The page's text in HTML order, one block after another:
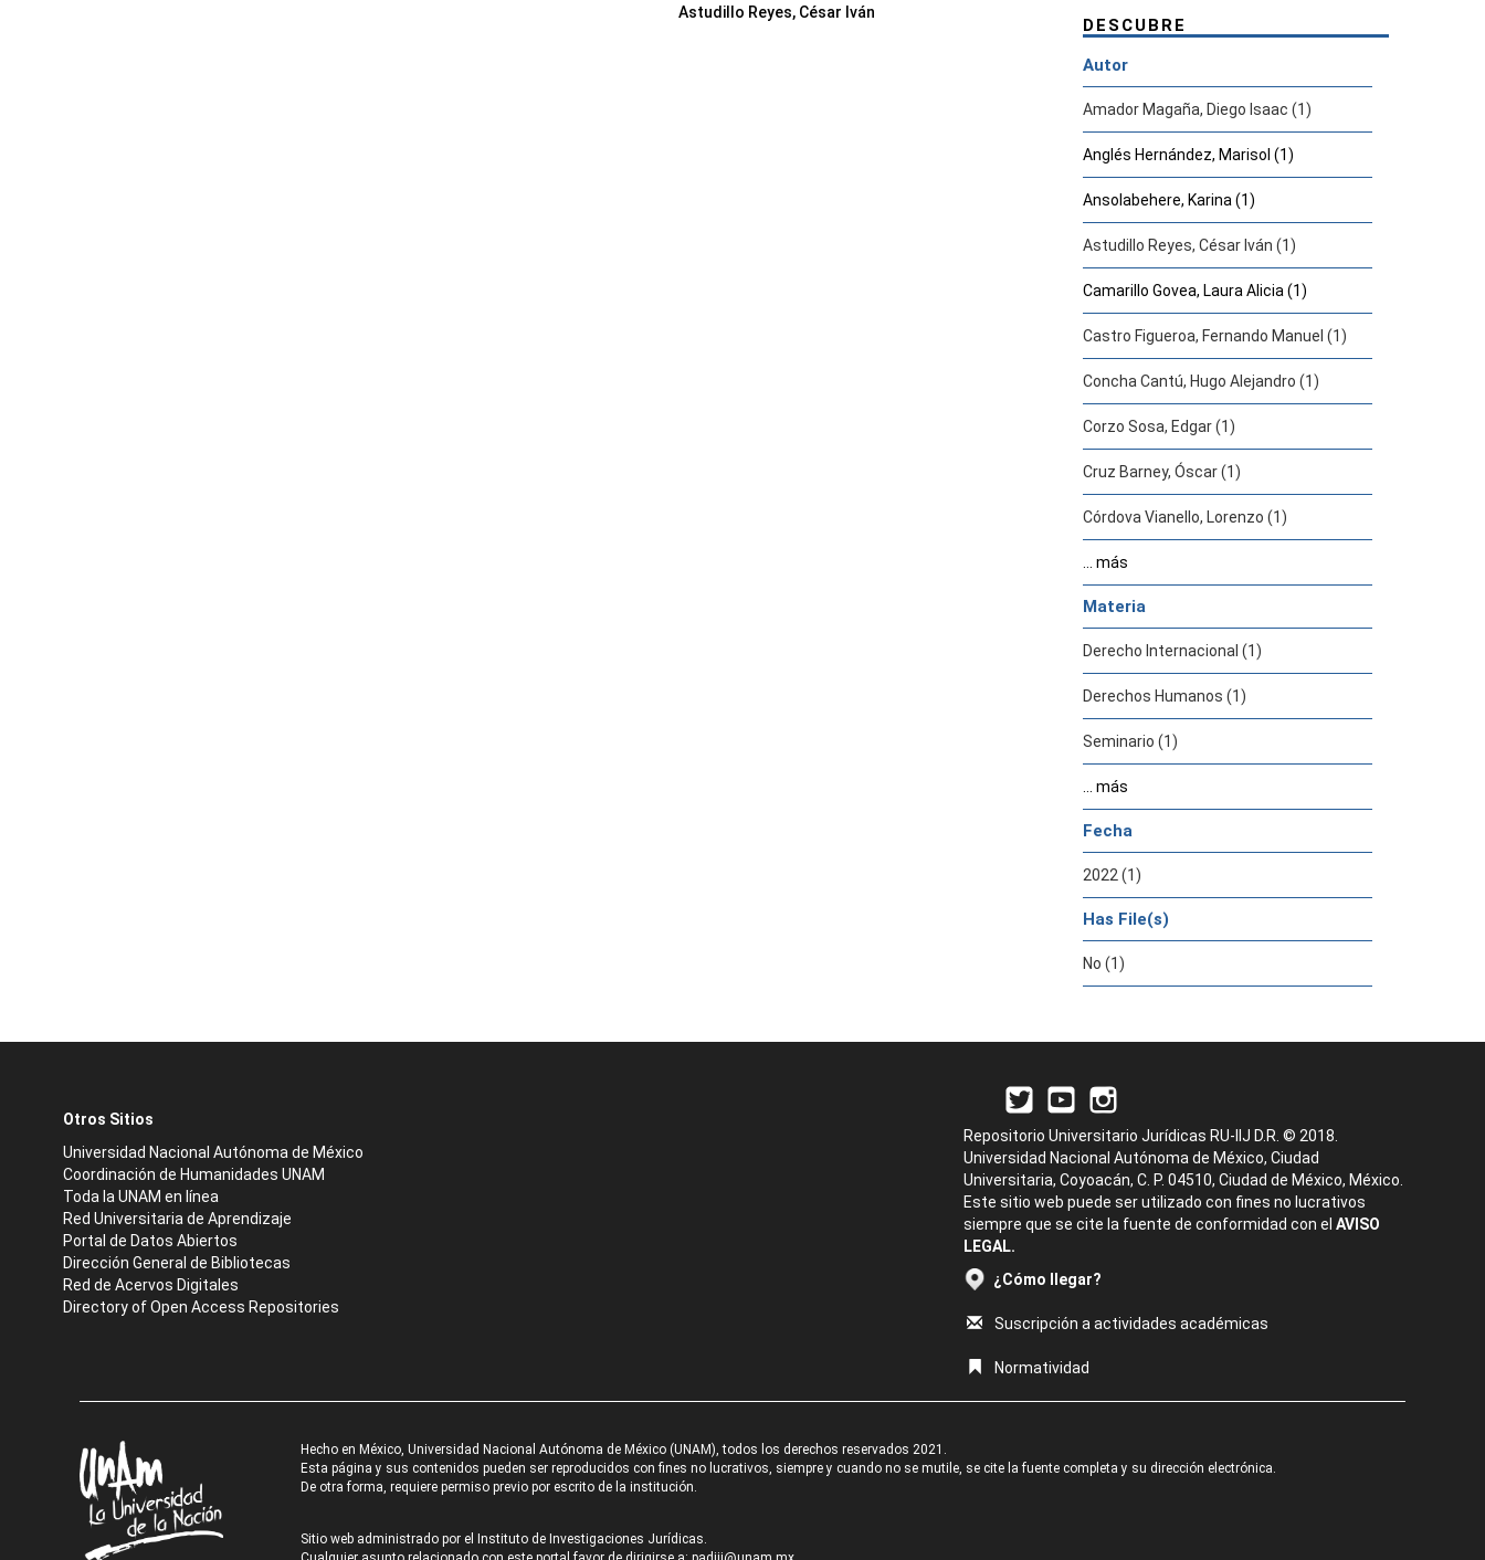
Astudillo Reyes, César Iván
DESCUBRE
Autor
Amador Magaña, Diego Isaac (1)
Anglés Hernández, Marisol (1)
Ansolabehere, Karina (1)
Astudillo Reyes, César Iván (1)
Camarillo Govea, Laura Alicia (1)
Castro Figueroa, Fernando Manuel (1)
Concha Cantú, Hugo Alejandro (1)
Corzo Sosa, Edgar (1)
Cruz Barney, Óscar (1)
Córdova Vianello, Lorenzo (1)
... más
Materia
Derecho Internacional (1)
Derechos Humanos (1)
Seminario (1)
... más
Fecha
2022 (1)
Has File(s)
No (1)
Otros Sitios
Universidad Nacional Autónoma de México
Coordinación de Humanidades UNAM
Toda la UNAM en línea
Red Universitaria de Aprendizaje
Portal de Datos Abiertos
Dirección General de Bibliotecas
Red de Acervos Digitales
Directory of Open Access Repositories
Repositorio Universitario Jurídicas RU-IIJ D.R. © 2018.
Universidad Nacional Autónoma de México, Ciudad
Universitaria, Coyoacán, C. P. 04510, Ciudad de México, México.
Este sitio web puede ser utilizado con fines no lucrativos
siempre que se cite la fuente de conformidad con el AVISO
LEGAL.
¿Cómo llegar?
Suscripción a actividades académicas
Normatividad
Hecho en México, Universidad Nacional Autónoma de México (UNAM), todos los derechos reservados 2021.
Esta página y sus contenidos pueden ser reproducidos con fines no lucrativos, siempre y cuando no se mutile, se cite la fuente completa y su dirección electrónica.
De otra forma, requiere permiso previo por escrito de la institución.
Sitio web administrado por el Instituto de Investigaciones Jurídicas.